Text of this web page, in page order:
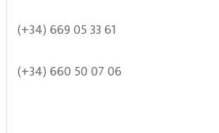
(+34) 669 05 33 61
(+34) 660 50 07 06